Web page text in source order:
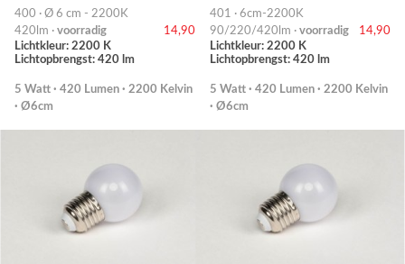
400 · Ø 6 cm - 2200K
420lm · voorradig
14,90
Lichtkleur: 2200 K
Lichtopbrengst: 420 lm
5 Watt · 420 Lumen · 2200 Kelvin
· Ø6cm
401 · 6cm-2200K
90/220/420lm · voorradig
14,90
Lichtkleur: 2200 K
Lichtopbrengst: 420 lm
5 Watt · 420 Lumen · 2200 Kelvin
· Ø6cm